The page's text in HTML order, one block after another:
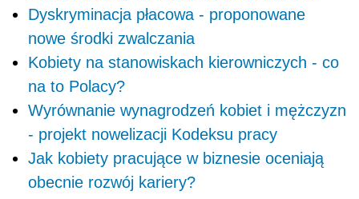
Dyskryminacja płacowa - proponowane
nowe środki zwalczania
Kobiety na stanowiskach kierowniczych - co
na to Polacy?
Wyrównanie wynagrodzeń kobiet i mężczyzn
- projekt nowelizacji Kodeksu pracy
Jak kobiety pracujące w biznesie oceniają
obecnie rozwój kariery?